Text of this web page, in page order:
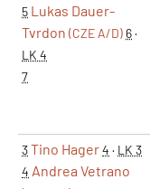
5 Lukas Dauer-
Tvrdon (CZE A/D) 6·
LK 4
7
3Tino Hager4 · LK 3
4 Andrea Vetrano